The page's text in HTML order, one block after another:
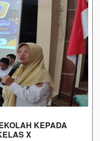
KEPADA
X